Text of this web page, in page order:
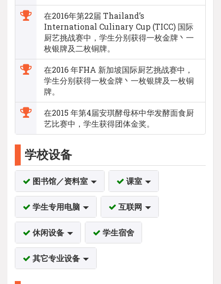
在2016年第22届 Thailand’s
International Culinary Cup (TICC) 国际
厨艺挑战赛中，学生分别获得一枚金牌丶一
枚银牌及二枚铜牌。
在2016 年FHA 新加坡国际厨艺挑战赛中，
学生分别获得一枚金牌丶一枚银牌及一枚铜
牌。
在2015 年第4届安琪酵母杯中华发酵面食厨
艺比赛中，学生获得团体金奖。
学校设备
图书馆／资料室 课室
学生专用电脑 互联网
休闲设备 学生宿舍
其它专业设备